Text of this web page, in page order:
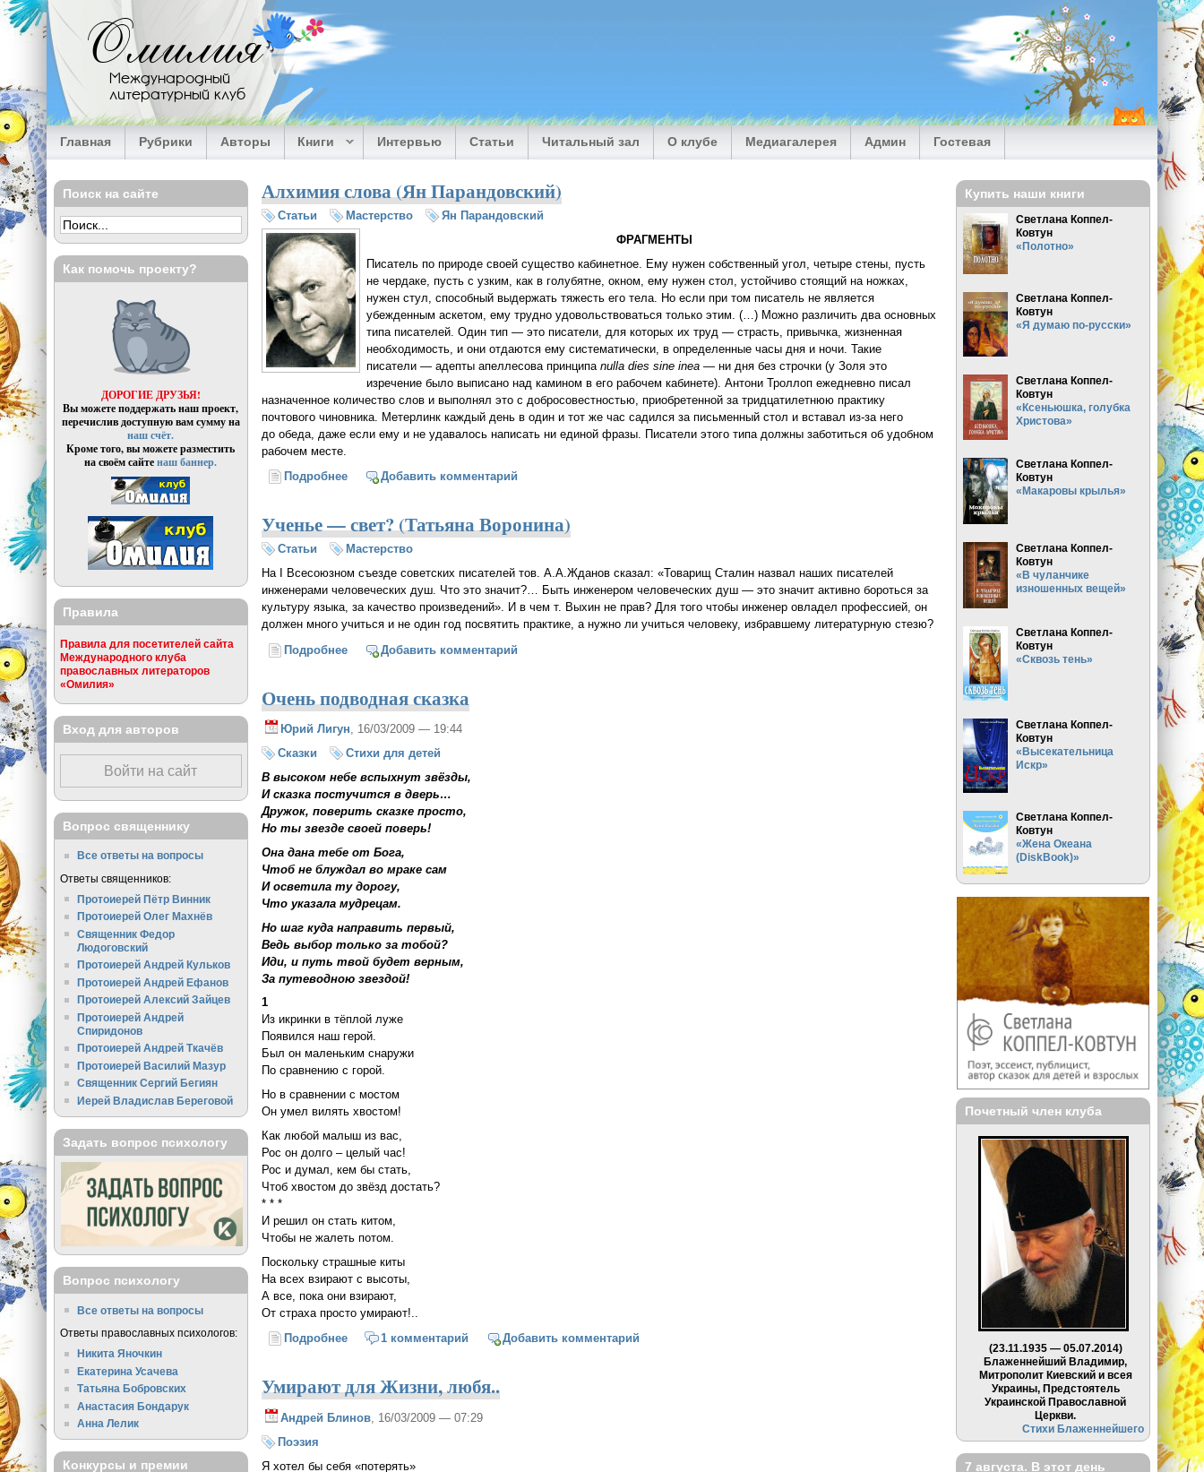
Перейти к основному содержанию
Омилия
Международный
литературный клуб
Главная Рубрики Авторы Книги Интервью Статьи Читальный зал О клубе Медиагалерея Админ Гостевая
Алхимия слова (Ян Парандовский)
Статьи Мастерство
Ян Парандовский
ФРАГМЕНТЫ
Писатель по природе своей существо кабинетное. Ему нужен собственный угол, четыре стены, пусть
не чердаке, пусть с узким, как в голубятне, окном, ему нужен стол, устойчиво стоящий на ножках,
нужен стул, способный выдержать тяжесть его тела. Но если при том писатель не является
убежденным аскетом, ему трудно удовольствоваться только этим. (…) Можно различить два основных
типа писателей. Один тип — это писатели, для которых их труд — страсть, привычка, жизненная
необходимость, и они отдаются ему систематически, в определенные часы дня и ночи. Такие
писатели — адепты апеллесова принципаnulla dies sine inea — ни дня без строчки (у Золя это
изречение было выписано над камином в его рабочем кабинете). Антони Троллоп ежедневно писал
назначенное количество слов и выполнял это с добросовестностью, приобретенной за тридцатилетнюю практику
почтового чиновника. Метерлинк каждый день в один и тот же час садился за письменный стол и вставализ-за него
до обеда, даже если ему и не удавалось написать ни единой фразы. Писатели этого типа должны заботиться об удобном
рабочем месте.
Подробнеео Алхимия слова (Ян Парандовский)
Добавить комментарий
Ученье — свет? (Татьяна Воронина)
Статьи
Мастерство
На I Всесоюзном съезде советских писателей тов. А.А.Жданов сказал: «Товарищ Сталин назвал наших писателей
инженерами человеческих душ. Что это значит?… Быть инженером человеческих душ — это значит активно бороться за
культуру языка, за качество произведений». И в чем т. Выхин не прав? Для того чтобы инженер овладел профессией, он
должен много учиться и не один год посвятить практике, а нужно ли учиться человеку, избравшему литературную стезю?
Подробнеео Ученье — свет? (Татьяна Воронина)
Добавить комментарий
Очень подводная сказка
Юрий Лигун, 16/03/2009 — 19:44
Сказки
Стихи для детей
В высоком небе вспыхнут звёзды,
И сказка постучится в дверь…
Дружок, поверить сказке просто,
Но ты звезде своей поверь!
Она дана тебе от Бога,
Чтоб не блуждал во мраке сам
И осветила ту дорогу,
Что указала мудрецам.
Но шаг куда направить первый,
Ведь выбор только за тобой?
Иди, и путь твой будет верным,
За путеводною звездой!
1
Из икринки в тёплой луже
Появился наш герой.
Был он маленьким снаружи
По сравнению с горой.
Но в сравнении с мостом
Он умел вилять хвостом!
Как любой малыш из вас,
Рос он долго – целый час!
Рос и думал, кем бы стать,
Чтоб хвостом до звёзд достать?
* * *
И решил он стать китом,
Чтобы не жалеть потом.
Поскольку страшные киты
На всех взирают с высоты,
А все, пока они взирают,
От страха просто умирают!..
Подробнеео Очень подводная сказка
1 комментарий Добавить комментарий
Умирают для Жизни, любя..
Андрей Блинов, 16/03/2009 — 07:29
Поэзия
Я хотел бы себя «потерять»
Поиск на сайте
Как помочь проекту?
ДОРОГИЕ ДРУЗЬЯ!
Вы можете поддержать наш проект,
перечислив доступную вам сумму на
наш счёт.
Кроме того, вы можете разместить
на своём сайтенаш баннер.
Правила
Правила для посетителей сайта
Международного клуба
православных литераторов
«Омилия»
Вход для авторов
Войти на сайт
Вопрос священнику
Все ответы на вопросы
Ответы священников:
Протоиерей Пётр Винник
Протоиерей Олег Махнёв
Священник Федор
Людоговский
Протоиерей Андрей Кульков
Протоиерей Андрей Ефанов
Протоиерей Алексий Зайцев
Протоиерей Андрей
Спиридонов
Протоиерей Андрей Ткачёв
Протоиерей Василий Мазур
Священник Сергий Бегиян
Иерей Владислав Береговой
Задать вопрос психологу
Вопрос психологу
Все ответы на вопросы
Ответы православных психологов:
Никита Яночкин
Екатерина Усачева
Татьяна Бобровских
Анастасия Бондарук
Анна Лелик
Конкурсы и премии
Купить наши книги
Светлана Коппел-
Ковтун
«Полотно»
Светлана Коппел-
Ковтун
«Я думаю по-русски»
Светлана Коппел-
Ковтун
«Ксеньюшка, голубка
Христова»
Светлана Коппел-
Ковтун
«Макаровы крылья»
Светлана Коппел-
Ковтун
«В чуланчике
изношенных вещей»
Светлана Коппел-
Ковтун
«Сквозь тень»
Светлана Коппел-
Ковтун
«Высекательница
Искр»
Светлана Коппел-
Ковтун
«Жена Океана
(DiskBook)»
Почетный член клуба
(23.11.1935 — 05.07.2014)
Блаженнейший Владимир,
Митрополит Киевский и всея
Украины, Предстоятель
Украинской Православной
Церкви.
Стихи Блаженнейшего
7 августа. В этот день